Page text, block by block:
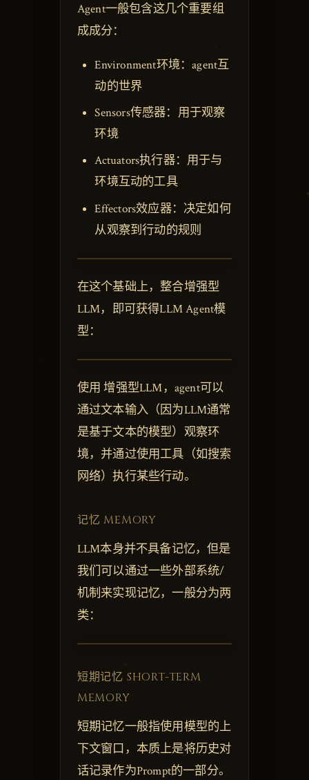
Agent一般包含这几个重要组
成成分：
Environment环境：agent互
动的世界
Sensors传感器：用于观察
环境
Actuators执行器：用于与
环境互动的工具
Effectors效应器：决定如何
从观察到行动的规则
在这个基础上，整合增强型
LLM，即可获得LLM Agent模
型：
使用 增强型LLM，agent可以
通过文本输入（因为LLM通常
是基于文本的模型）观察环
境，并通过使用工具（如搜索
网络）执行某些行动。
记忆 MEMORY
LLM本身并不具备记忆，但是
我们可以通过一些外部系统/
机制来实现记忆，一般分为两
类：
短期记忆 SHORT-TERM
MEMORY
短期记忆一般指使用模型的上
下文窗口，本质上是将历史对
话记录作为Prompt的一部分。